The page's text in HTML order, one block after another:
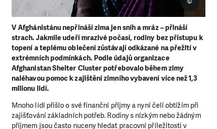
V Afghánistánu nepřináší zima jen sníh a mráz – přináší
strach. Jakmile udeří mrazivé počasí, rodiny bez přístupu k
topení a teplému oblečení zůstávají odkázané na přežití v
extrémních podmínkách. Podle údajů organizace
Afghanistan Shelter Cluster potřebovalo během zimy
naléhavou pomoc k zajištění zimního vybavení více než 1,3
milionu lidí.
Mnoho lidí přišlo o své finanční příjmy a nyní čelí obtížím při
zajišťování základních potřeb. Rodiny s nízkým nebo žádným
příjmem jsou často nuceny hledat pracovní příležitosti v